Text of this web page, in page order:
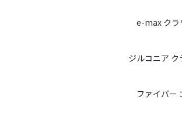
e-max クラ
ジルコニア ク
ファイバー